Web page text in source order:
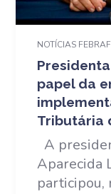
NOTÍCIAS
Presidenta
papel da
Tributária
A
Aparecida
participou,